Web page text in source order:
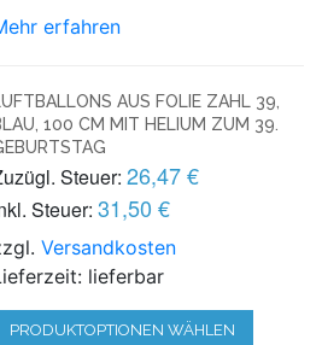
erfahren
AUS FOLIE ZAHL 39,
100 CM MIT HELIUM ZUM 39.
Steuer: 26,47 €
Steuer: 31,50 €
Versandkosten
lieferbar
PRODUKTOPTIONEN WÄHLEN